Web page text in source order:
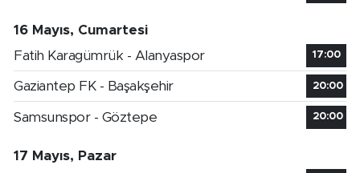
16 Mayıs, Cumartesi
Fatih Karagümrük - Alanyaspor
17:00
Gaziantep FK - Başakşehir 20:00
Samsunspor - Göztepe 20:00
17 Mayıs, Pazar